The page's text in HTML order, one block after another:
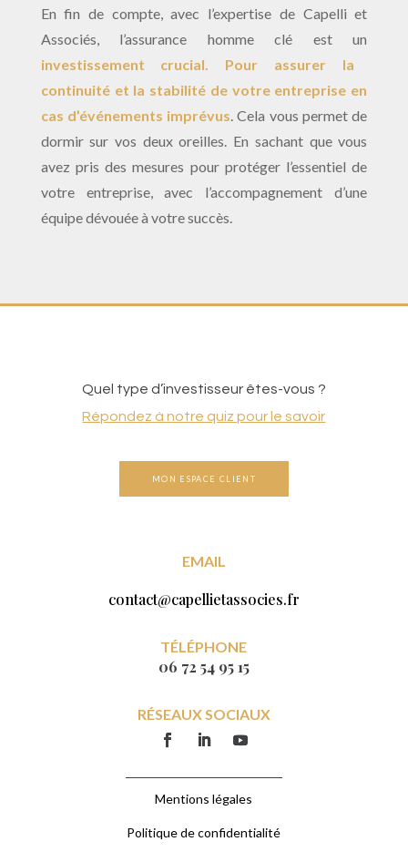
En fin de compte, avec l’expertise de Capelli et
Associés, l’assurance homme clé est un
investissement crucial. Pour assurer la
continuité et la stabilité de votre entreprise en
cas d’événements imprévus. Cela vous permet de
dormir sur vos deux oreilles. En sachant que vous
avez pris des mesures pour protéger l’essentiel de
votre entreprise, avec l’accompagnement d’une
équipe dévouée à votre succès.
Quel type d’investisseur êtes-vous ?
Répondez à notre quiz pour le savoir
MON ESPACE CLIENT
EMAIL
contact@capellietassocies.fr
TÉLÉPHONE
06 72 54 95 15
RÉSEAUX SOCIAUX
Mentions légales
Politique de confidentialité